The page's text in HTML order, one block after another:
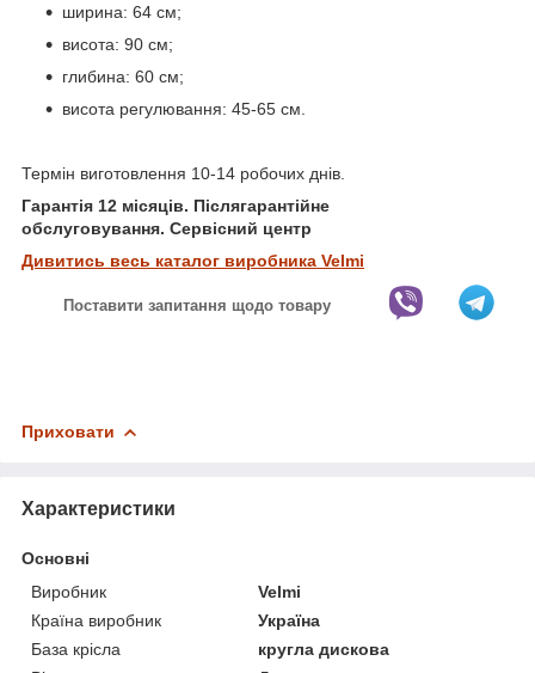
ширина: 64 см;
висота: 90 см;
глибина: 60 см;
висота регулювання: 45-65 см.
Термін виготовлення 10-14 робочих днів.
Гарантія 12 місяців. Післягарантійне
обслуговування. Сервісний центр
Дивитись весь каталог виробника Velmi
Поставити запитання щодо товару
Приховати
Характеристики
Основні
Виробник
Velmi
Країна виробник
Україна
База крісла
кругла дискова